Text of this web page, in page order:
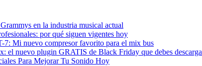
en la industria musical actual
por qué siguen vigentes hoy
Mi nuevo compresor favorito para el mix bus
el nuevo plugin GRATIS de Black Friday que debes
Para Mejorar Tu Sonido Hoy